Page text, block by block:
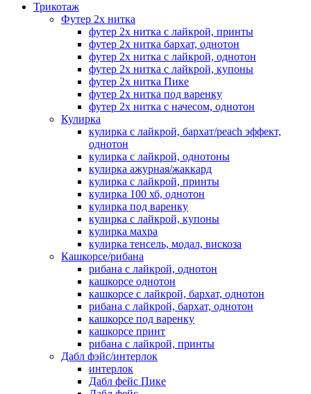
Трикотаж
Футер 2х нитка
футер 2х нитка с лайкрой, принты
футер 2х нитка бархат, однотон
футер 2х нитка с лайкрой, однотон
футер 2х нитка с лайкрой, купоны
футер 2х нитка Пике
футер 2х нитка под варенку
футер 2х нитка с начесом, однотон
Кулирка
кулирка с лайкрой, бархат/peach эффект,
однотон
кулирка с лайкрой, однотоны
кулирка ажурная/жаккард
кулирка с лайкрой, принты
кулирка 100 хб, однотон
кулирка под варенку
кулирка с лайкрой, купоны
кулирка махра
кулирка тенсель, модал, вискоза
Кашкорсе/рибана
рибана с лайкрой, однотон
кашкорсе однотон
кашкорсе с лайкрой, бархат, однотон
рибана с лайкрой, бархат, однотон
кашкорсе под варенку
кашкорсе принт
рибана с лайкрой, принты
Дабл фэйс/интерлок
интерлок
Дабл фейс Пике